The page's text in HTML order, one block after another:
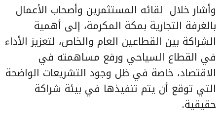
وأشار خلال لقائه المستثمرين وأصحاب الأعمال
بالغرفة التجارية بمكة المكرمة، إلى أهمية
الشراكة بين القطاعين العام والخاص، لتعزيز الأداء
في القطاع السياحي ورفع مساهمته في
الاقتصاد، خاصة في ظل وجود التشريعات الواضحة
التي توقع أن يتم تنفيذها في بيئة شراكة
حقيقية.